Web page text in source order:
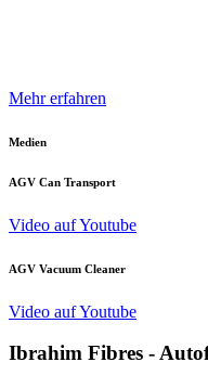
Mehr erfahren
Medien
AGV Can Transport
Video auf Youtube
AGV Vacuum Cleaner
Video auf Youtube
Ibrahim Fibres -